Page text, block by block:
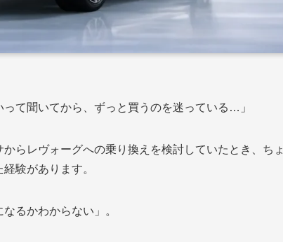
て聞いてから、ずっと買うのを迷っている…」
らレヴォーグへの乗り換えを検討していたとき、ちょ
験があります。
るかわからない」。